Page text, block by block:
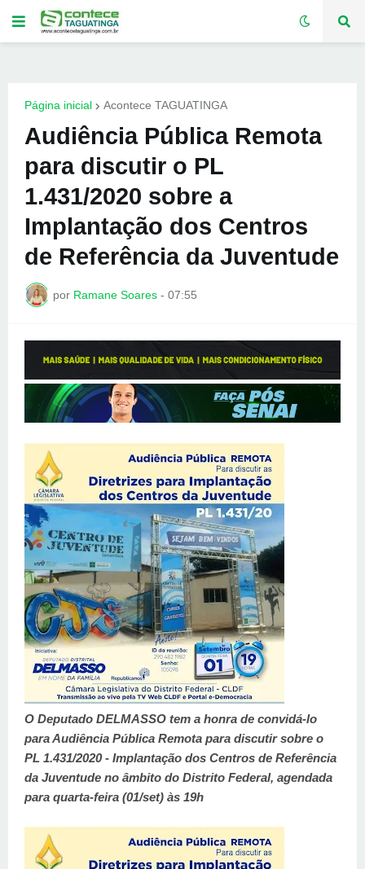
Página inicial Acontece TAGUATINGA
Audiência Pública Remota
para discutir o PL
1.431/2020 sobre a
Implantação dos Centros
de Referência da Juventude
por Ramane Soares - 07:55
O Deputado DELMASSO tem a honra de convidá-lo
para Audiência Pública Remota para discutir sobre o
PL 1.431/2020 - Implantação dos Centros de Referência
da Juventude no âmbito do Distrito Federal, agendada
para quarta-feira (01/set) às 19h